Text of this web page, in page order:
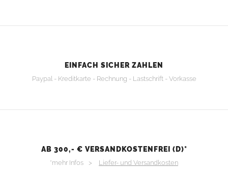
EINFACH SICHER ZAHLEN
Paypal - Kreditkarte - Rechnung - Lastschrift - Vorkasse
AB 300,- € VERSANDKOSTENFREI (D)*
*mehr Infos > Liefer- und Versandkosten